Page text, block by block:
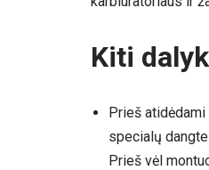
Kiti
Prieš
specialų
Prieš vėl